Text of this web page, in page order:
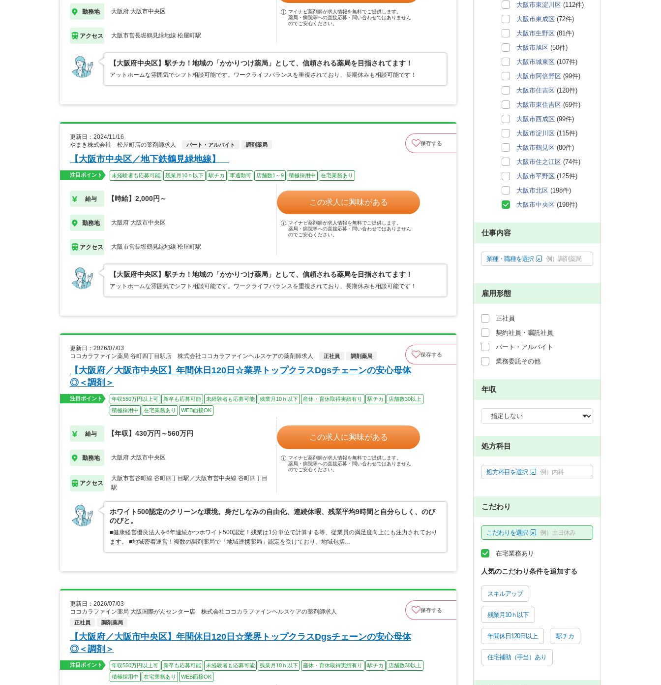
勤務地 大阪府 大阪市中央区
アクセス 大阪市営長堀鶴見緑地線 松屋町駅
マイナビ薬剤師が求人情報を無料でご提供します。
薬局・病院等への直接応募・問い合わせではありません
のでご安心ください。
【大阪府中央区】駅チカ！地域の「かかりつけ薬局」として、信頼される薬局を目指されてます！
アットホームな雰囲気でシフト相談可能です。ワークライフバランスを重視されており、長期休みも相談可能です！
更新日：2024/11/16
やまき株式会社 松屋町店の薬剤師求人
パート・アルバイト 調剤薬局 保存する
【大阪市中央区／地下鉄鶴見緑地線】
注目ポイント 未経験者も応募可能 残業月10ｈ以下 駅チカ 車通勤可 店舗数1～9 積極採用中 在宅業務あり
給与 【時給】2,000円～
勤務地 大阪府 大阪市中央区
アクセス 大阪市営長堀鶴見緑地線 松屋町駅
この求人に興味がある
マイナビ薬剤師が求人情報を無料でご提供します。
薬局・病院等への直接応募・問い合わせではありません
のでご安心ください。
【大阪府中央区】駅チカ！地域の「かかりつけ薬局」として、信頼される薬局を目指されてます！
アットホームな雰囲気でシフト相談可能です。ワークライフバランスを重視されており、長期休みも相談可能です！
更新日：2026/07/03
ココカラファイン薬局 谷町四丁目駅店 株式会社ココカラファインヘルスケアの薬剤師求人
正社員 調剤薬局 保存する
【大阪府／大阪市中央区】年間休日120日☆業界トップクラスDgsチェーンの安心母体
◎＜調剤＞
注目ポイント 年収550万円以上可 新卒も応募可能 未経験者も応募可能 残業月10ｈ以下 産休・育休取得実績有り 駅チカ
店舗数30以上
積極採用中
在宅業務あり WEB面接OK
給与 【年収】430万円～560万円
勤務地 大阪府 大阪市中央区
アクセス
大阪市営谷町線 谷町四丁目駅／大阪市営中央線 谷町四丁目
駅
この求人に興味がある
マイナビ薬剤師が求人情報を無料でご提供します。
薬局・病院等への直接応募・問い合わせではありません
のでご安心ください。
ホワイト500認定のクリーンな環境。身だしなみの自由化、連続休暇、残業平均9時間と自分らしく、のび
のびと。
■健康経営優良法人を6年連続かつホワイト500認定！残業は1分単位で計算する等、従業員の満足度向上にも注力されており
ます。 ■地域密着運営！複数の調剤薬局で「地域連携薬局」認定を受けており、地域包括…
更新日：2026/07/03
ココカラファイン薬局 大阪国際がんセンター店 株式会社ココカラファインヘルスケアの薬剤師求人
正社員 調剤薬局
保存する
【大阪府／大阪市中央区】年間休日120日☆業界トップクラスDgsチェーンの安心母体
◎＜調剤＞
注目ポイント 年収550万円以上可 新卒も応募可能 未経験者も応募可能 残業月10ｈ以下 産休・育休取得実績有り 駅チカ
店舗数30以上
積極採用中
在宅業務あり WEB面接OK
大阪市東淀川区 (112件)
大阪市東成区 (72件)
大阪市生野区 (81件)
大阪市旭区 (50件)
大阪市城東区 (107件)
大阪市阿倍野区 (99件)
大阪市住吉区 (120件)
大阪市東住吉区 (69件)
大阪市西成区 (99件)
大阪市淀川区 (115件)
大阪市鶴見区 (80件)
大阪市住之江区 (74件)
大阪市平野区 (125件)
大阪市北区 (198件)
大阪市中央区 (198件)
仕事内容
業種・職種を選択 例）調剤薬局
雇用形態
正社員
契約社員・嘱託社員
パート・アルバイト
業務委託その他
年収
処方科目
処方科目を選択 例）内科
こだわり
こだわりを選択 例）土日休み
在宅業務あり
人気のこだわり条件を追加する
スキルアップ
残業月10ｈ以下
年間休日120日以上 駅チカ
住宅補助（手当）あり